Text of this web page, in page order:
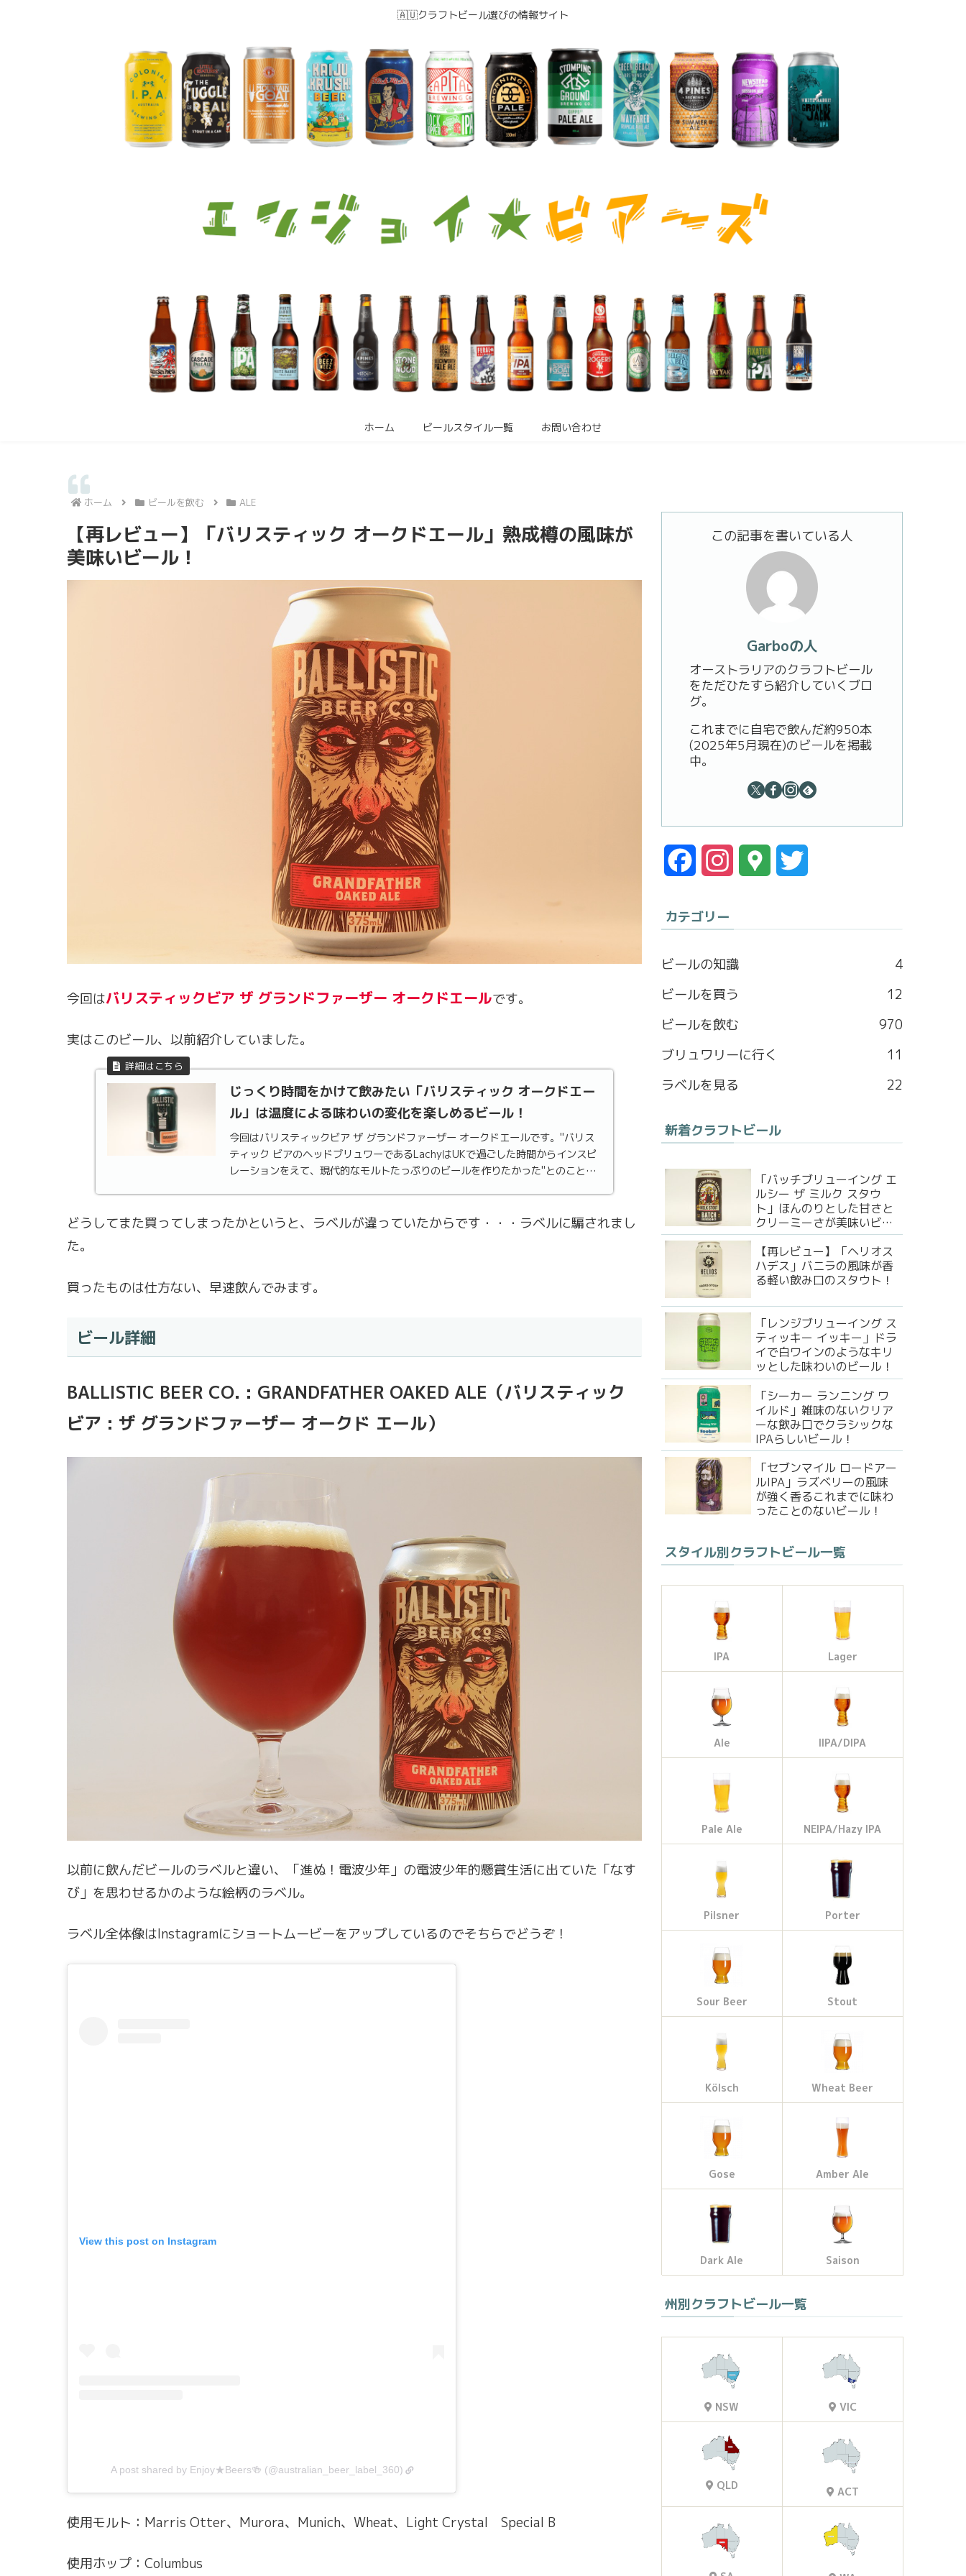
🇦🇺クラフトビール選びの情報サイト
ホーム ビールスタイル一覧 お問い合わせ
ホーム ビールを飲む ALE
【再レビュー】「バリスティック オークドエール」熟成樽の風味が
美味いビール！
今回はバリスティックビア ザ グランドファーザー オークドエールです。
実はこのビール、以前紹介していました。
じっくり時間をかけて飲みたい「バリスティック オークドエー
ル」は温度による味わいの変化を楽しめるビール！
今回はバリスティックビア ザ グランドファーザー オークドエールです。"バリス
ティック ビアのヘッドブリュワーであるLachyはUKで過ごした時間からインスピ
レーションをえて、現代的なモルトたっぷりのビールを作りたかった"とのこと。
どうしてまた買ってしまったかというと、ラベルが違っていたからです・・・ラベルに騙されまし
た。
買ったものは仕方ない、早速飲んでみます。
ビール詳細
BALLISTIC BEER CO. : GRANDFATHER OAKED ALE（バリスティック
ビア : ザ グランドファーザー オークド エール）
以前に飲んだビールのラベルと違い、「進ぬ！電波少年」の電波少年的懸賞生活に出ていた「なす
び」を思わせるかのような絵柄のラベル。
ラベル全体像はInstagramにショートムービーをアップしているのでそちらでどうぞ！
View this post on Instagram
A post shared by Enjoy★Beers🍻 (@australian_beer_label_360)
使用モルト：Marris Otter、Murora、Munich、Wheat、Light Crystal Special B
使用ホップ：Columbus
この記事を書いている人
Garboの人
オーストラリアのクラフトビール
をただひたすら紹介していくブロ
グ。
これまでに自宅で飲んだ約950本
(2025年5月現在)のビールを掲載
中。
c
b
o
o
k
t
a
g
r
a
M
カテゴリー
ビールの知識
4
ビールを買う
12
ビールを飲む
970
ブリュワリーに行く
11
ラベルを見る
22
新着クラフトビール
「バッチブリューイング エ
ルシー ザ ミルク スタウ
ト」ほんのりとした甘さと
クリーミーさが美味いビー
ル！
【再レビュー】「ヘリオス
ハデス」バニラの風味が香
る軽い飲み口のスタウト！
「レンジブリューイング ス
ティッキー イッキー」ドラ
イで白ワインのようなキリ
ッとした味わいのビール！
「シーカー ランニング ワ
イルド」雑味のないクリア
ーな飲み口でクラシックな
IPAらしいビール！
「セブンマイル ロードアー
ルIPA」ラズベリーの風味
が強く香るこれまでに味わ
ったことのないビール！
スタイル別クラフトビール一覧
IPA Lager
Ale IIPA/DIPA
Pale Ale NEIPA/Hazy IPA
Pilsner Porter
Sour Beer Stout
Kölsch Wheat Beer
Gose Amber Ale
Dark Ale Saison
州別クラフトビール一覧
NSW VIC
QLD ACT